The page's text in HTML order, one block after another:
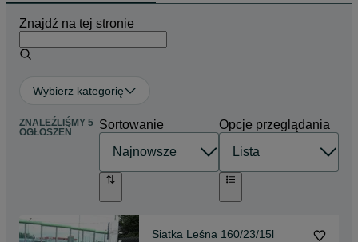
Znajdź na tej stronie
Wybierz kategorię
ZNALEŹLIŚMY 5
OGŁOSZEŃ
Sortowanie Opcje przeglądania
Siatka Leśna 160/23/15l